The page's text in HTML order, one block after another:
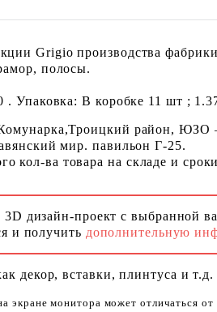
Grigio производства
полосы.
. Упаковка: В коробке 11 шт ;
район, ЮЗО
мир. павильон Г-25.
ва товара на складе и
дизайн-проект с выбранной
и получить дополнительную
декор, вставки, плинтуса и
экране монитора может отличаться